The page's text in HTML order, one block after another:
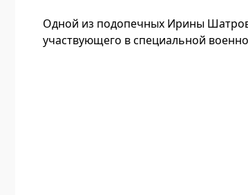
Одной из подопечных Ирины
участвующего в специальной